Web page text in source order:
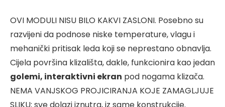
OVI MODULI NISU BILO KAKVI ZASLONI. Posebno su
razvijeni da podnose niske temperature, vlagu i
mehanički pritisak leda koji se neprestano obnavlja.
Cijela površina klizališta, dakle, funkcionira kao jedan
golemi, interaktivni ekran pod nogama klizača.
NEMA VANJSKOG PROJICIRANJA KOJE ZAMAGLJUJE
SLIKU; sve dolazi iznutra, iz same konstrukcije.